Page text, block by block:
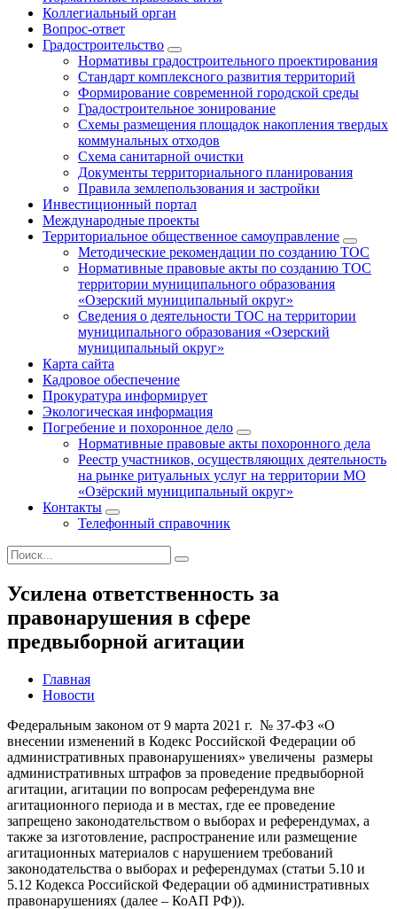
Коллегиальный орган
Вопрос-ответ
Градостроительство
Нормативы градостроительного проектирования
Стандарт комплексного развития территорий
Формирование современной городской среды
Градостроительное зонирование
Схемы размещения площадок накопления твердых
коммунальных отходов
Схема санитарной очистки
Документы территориального планирования
Правила землепользования и застройки
Инвестиционный портал
Международные проекты
Территориальное общественное самоуправление
Методические рекомендации по созданию ТОС
Нормативные правовые акты по созданию ТОС
территории муниципального образования
«Озерский муниципальный округ»
Сведения о деятельности ТОС на территории
муниципального образования «Озерский
муниципальный округ»
Карта сайта
Кадровое обеспечение
Прокуратура информирует
Экологическая информация
Погребение и похоронное дело
Нормативные правовые акты похоронного дела
Реестр участников, осуществляющих деятельность
на рынке ритуальных услуг на территории МО
«Озёрский муниципальный округ»
Контакты
Телефонный справочник
Усилена ответственность за
правонарушения в сфере
предвыборной агитации
Главная
Новости
Федеральным законом от 9 марта 2021 г. № 37-ФЗ «О
внесении изменений в Кодекс Российской Федерации об
административных правонарушениях» увеличены размеры
административных штрафов за проведение предвыборной
агитации, агитации по вопросам референдума вне
агитационного периода и в местах, где ее проведение
запрещено законодательством о выборах и референдумах, а
также за изготовление, распространение или размещение
агитационных материалов с нарушением требований
законодательства о выборах и референдумах (статьи 5.10 и
5.12 Кодекса Российской Федерации об административных
правонарушениях (далее – КоАП РФ)).